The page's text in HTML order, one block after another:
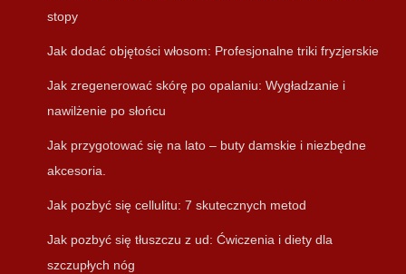
stopy
Jak dodać objętości włosom: Profesjonalne triki fryzjerskie
Jak zregenerować skórę po opalaniu: Wygładzanie i
nawilżenie po słońcu
Jak przygotować się na lato – buty damskie i niezbędne
akcesoria.
Jak pozbyć się cellulitu: 7 skutecznych metod
Jak pozbyć się tłuszczu z ud: Ćwiczenia i diety dla
szczupłych nóg